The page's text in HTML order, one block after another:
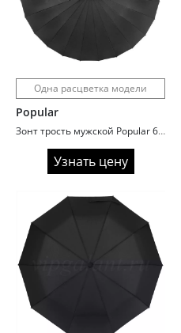
Одна расцветка модели
Popular
Зонт трость мужской Popular 600 Kanzler
Узнать цену